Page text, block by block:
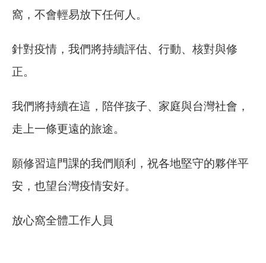
窩，不會輕易放下任何人。
針對疫情，我們將持續評估、行動、核對與修
正。
我們將持續在這，陪伴孩子、家庭與台灣社會，
走上一條更遠的旅途。
願修習這門課的我們順利，祝各地堅守的夥伴平
安，也望台灣疫情安好。
放心窩全體工作人員